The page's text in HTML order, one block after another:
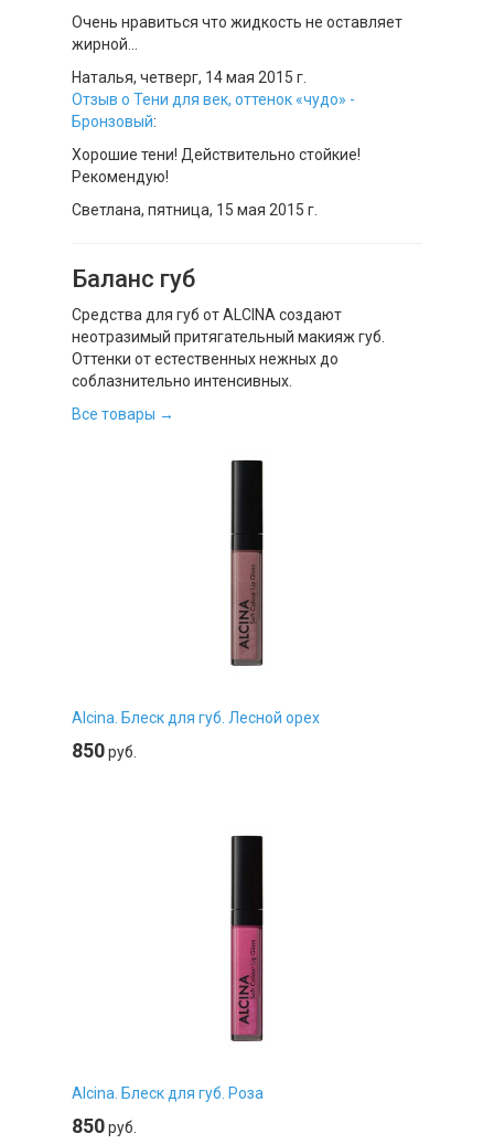
Очень нравиться что жидкость не оставляет
жирной...
Наталья, четверг, 14 мая 2015 г.
Отзыв о Тени для век, оттенок «чудо» -
Бронзовый:
Хорошие тени! Действительно стойкие!
Рекомендую!
Светлана, пятница, 15 мая 2015 г.
Баланс губ
Средства для губ от ALCINA создают
неотразимый притягательный макияж губ.
Оттенки от естественных нежных до
соблазнительно интенсивных.
Все товары →
Alcina. Блеск для губ. Лесной орех
850руб.
Alcina. Блеск для губ. Роза
850руб.